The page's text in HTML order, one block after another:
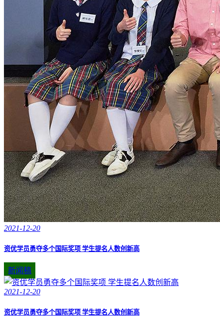
2021-12-20
资优学员勇夺多个国际奖项 学生提名人数创新高
新闻稿
2021-12-20
资优学员勇夺多个国际奖项 学生提名人数创新高